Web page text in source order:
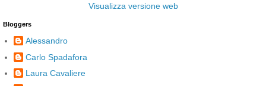
Visualizza versione web
Bloggers
Alessandro
Carlo Spadafora
Laura Cavaliere